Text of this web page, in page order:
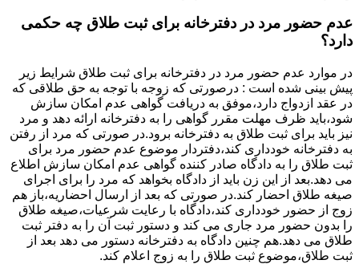
عدم حضور مرد در دفترخانه برای ثبت طلاق چه حکمی
دارد؟
در موارد عدم حضور مرد در دفترخانه برای ثبت طلاق شرایط زیر
پیش بینی شده است : درصورتی که زوجه با توجه به حق طلاقی که
در عقد ازدواج دارد،موفق به دریافت گواهی عدم امکان سازش
شود،باید ظرف مهلت مقرر گواهی را به دفترخانه ارائه دهد و مرد
نیز باید برای ثبت طلاق به دفترخانه برود.در صورتی که مرد از رفتن
به دفترخانه خودداری کند،دفتردار موضوع عدم حضور مرد برای
ثبت طلاق را به دادگاه صادر کننده گواهی عدم امکان سازش اطلاع
می دهد.بعد از این زن باید از دادگاه بخواهد که مرد را برای اجرای
صیغه طلاق احضار کند.در صورتی که بعد از ارسال احضاریه،باز هم
زوج از حضور خودداری کند،دادگاه با رعایت شرعیات،صیغه طلاق
را بدون حضور مرد جاری می کند و دستور ثبت آن را به دفتر ثبت
طلاق می دهد.هم چنین دادگاه به دفترخانه دستور می دهد بعد از
ثبت طلاق،موضوع ثبت طلاق را به زوج اعلام کند.